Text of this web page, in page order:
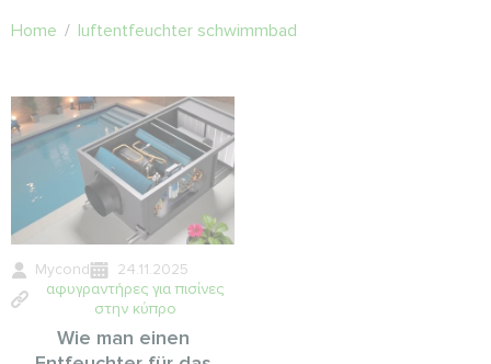
Home / luftentfeuchter schwimmbad
Mycond
24.11.2025
αφυγραντήρες για πισίνες
στην κύπρο
Wie man einen